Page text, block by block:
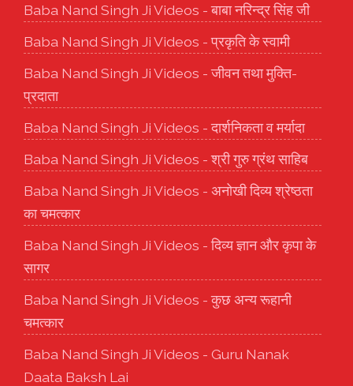
Baba Nand Singh Ji Videos - बाबा नरिन्द्र सिंह जी
Baba Nand Singh Ji Videos - प्रकृति के स्वामी
Baba Nand Singh Ji Videos - जीवन तथा मुक्ति-
प्रदाता
Baba Nand Singh Ji Videos - दार्शनिकता व मर्यादा
Baba Nand Singh Ji Videos - श्री गुरु ग्रंथ साहिब
Baba Nand Singh Ji Videos - अनोखी दिव्य श्रेष्ठता
का चमत्कार
Baba Nand Singh Ji Videos - दिव्य ज्ञान और कृपा के
सागर
Baba Nand Singh Ji Videos - कुछ अन्य रूहानी
चमत्कार
Baba Nand Singh Ji Videos - Guru Nanak
Daata Baksh Lai